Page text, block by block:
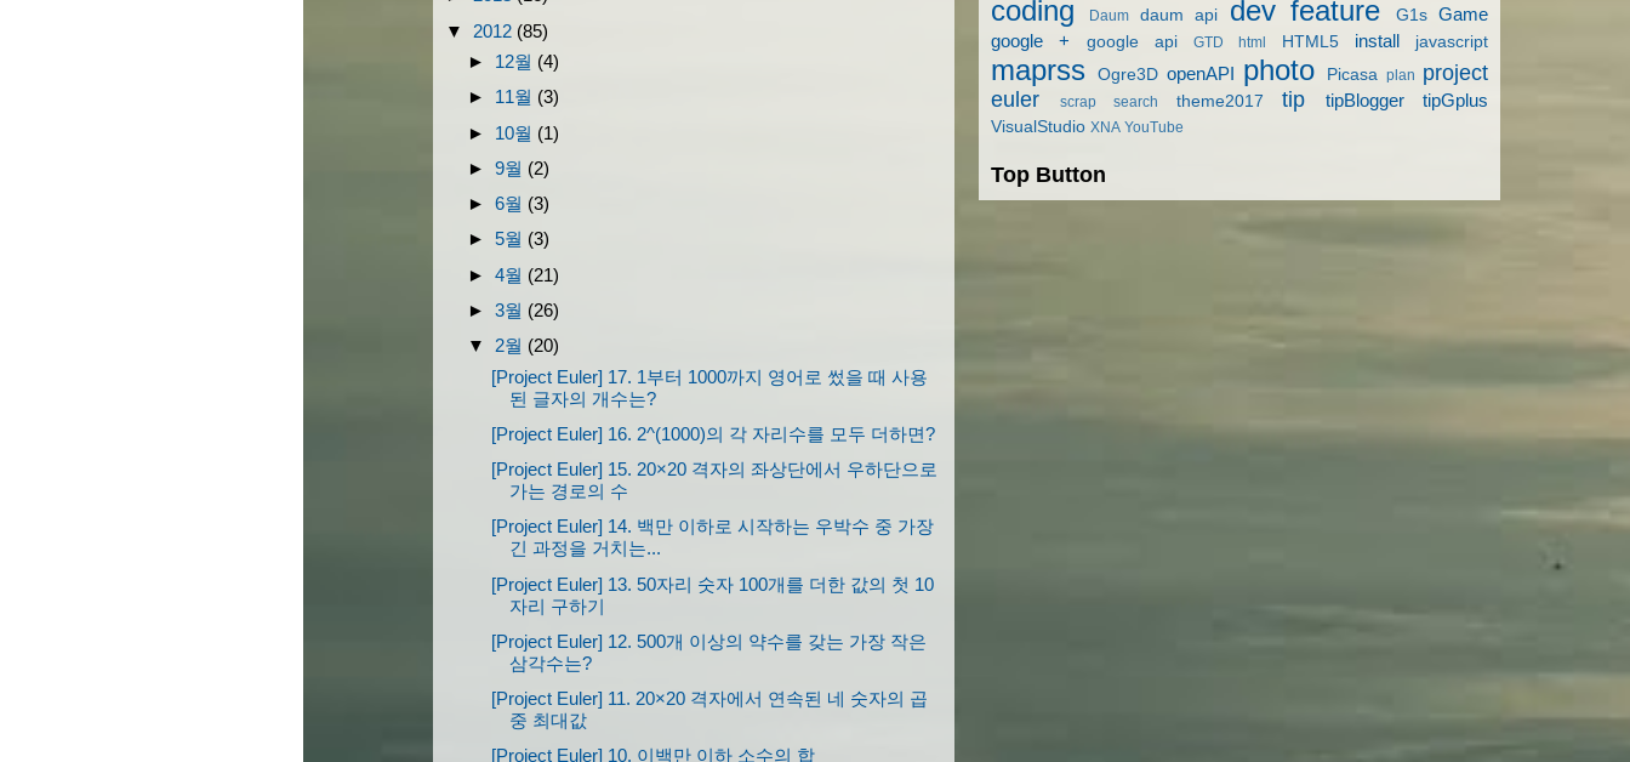
▼ 2012 (85)
► 12월 (4)
► 11월 (3)
► 10월 (1)
► 9월 (2)
► 6월 (3)
► 5월 (3)
► 4월 (21)
► 3월 (26)
▼ 2월 (20)
[Project Euler] 17. 1부터 1000까지 영어로 썼을 때 사용
된 글자의 개수는?
[Project Euler] 16. 2^(1000)의 각 자리수를 모두 더하면?
[Project Euler] 15. 20×20 격자의 좌상단에서 우하단으로
가는 경로의 수
[Project Euler] 14. 백만 이하로 시작하는 우박수 중 가장
긴 과정을 거치는...
[Project Euler] 13. 50자리 숫자 100개를 더한 값의 첫 10
자리 구하기
[Project Euler] 12. 500개 이상의 약수를 갖는 가장 작은
삼각수는?
[Project Euler] 11. 20×20 격자에서 연속된 네 숫자의 곱
중 최대값
[Project Euler] 10. 이백만 이하 소수의 합
coding Daum daum api dev feature G1s
Game
google +
google api GTD html HTML5 install javascript
maprss Ogre3D openAPI photo Picasa plan project
euler
scrap search theme2017 tip tipBlogger tipGplus
VisualStudio XNA YouTube
Top Button